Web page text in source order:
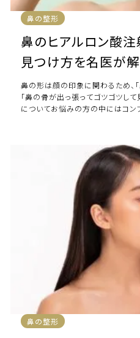
鼻の整形
鼻のヒアルロン酸
見つけ方を名医が
鼻の形は顔の印象に関わるため、
「鼻の骨が出っ張ってゴツゴツし
についてお悩みの方の中にはコン
鼻の整形